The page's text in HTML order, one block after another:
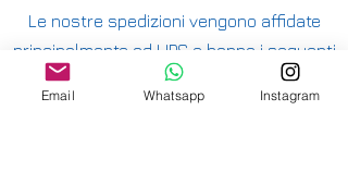
Le nostre spedizioni vengono affidate
principalmente ad UPS e hanno i seguenti
costi:
ITALIA PENISOLA DA 9,90€ - GRATUITA DA
Email Whatsapp Instagram